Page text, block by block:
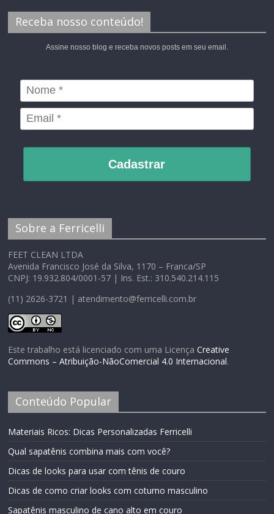
Receba nosso conteúdo!
Assine nosso blog e receba novos posts em seu email.
Cadastrar
Sobre a Ferricelli
FEET CLEAN LTDA
Avenida Francisco José da Silva, 1170 – Franca/SP
CNPJ: 19.932.804/0001-57 | Ins. Est.: 310.540.214.115
(11) 2626-3721 | atendimento@ferricelli.com.br
Este trabalho está licenciado com uma LicençaCreative
Commons – Atribuição-NãoComercial 4.0 Internacional.
Conteúdo Popular
Materiais Ricos: Dicas Personalizadas Ferricelli
Qual sapatênis combina mais com você?
Dicas de looks para usar com tênis de couro
Dicas de como criar looks com coturno masculino
Sapatênis masculino de cano alto em couro